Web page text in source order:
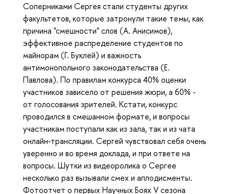
Соперниками Сергея стали студенты других
факультетов, которые затронули такие темы, как
причина "смешности" слов (А. Анисимов),
эффективное распределение студентов по
майнорам (Г. Буклей) и важность
антимонопольного законодательства (Е.
Павлова). По правилам конкурса 40% оценки
участников зависело от решения жюри, а 60% -
от голосования зрителей. Кстати, конкурс
проводился в смешанном формате, и вопросы
участникам поступали как из зала, так и из чата
онлайн-трансляции. Сергей чувствовал себя очень
уверенно и во время доклада, и при ответе на
вопросы. Шутки из видеоролика о Сергее
несколько раз вызывали смех и аплодисменты.
Фотоотчет о первых Научных Боях V сезона